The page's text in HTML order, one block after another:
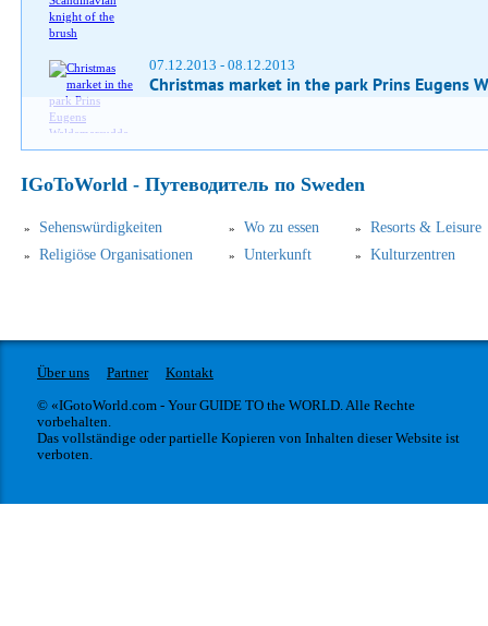
07.12.2013 - 08.12.2013
Christmas market in the park Prins Eugens
IGoToWorld - Путеводитель по Sweden
Sehenswürdigkeiten Wo zu essen
Resorts & Leisure
Religiöse Organisationen
Unterkunft Kulturzentren
Über uns Partner
Kontakt
© «IGotoWorld.com - Your GUIDE TO the WORLD. Alle Rechte
vorbehalten.
Das vollständige oder partielle Kopieren von Inhalten dieser Website ist
verboten.